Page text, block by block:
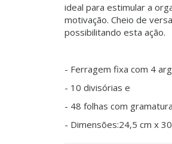
ideal para estimular a
motivação. Cheio de
possibilitando esta ação.
- Ferragem fixa com 4
- 10 divisórias e
- 48 folhas com
- Dimensões:24,5 cm x